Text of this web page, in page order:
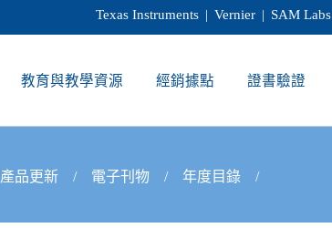
Texas Instruments | Vernier | SAM Labs
教育與教學資源 經銷據點 證書驗證
產品更新 / 電子刊物 / 年度目錄 /